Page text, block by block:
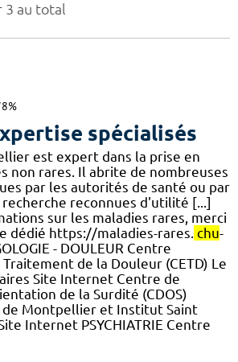
3 au total
spécialisés
est expert dans la prise en
non rares. Il abrite de nombreuses
par les autorités de santé ou par
reconnues d'utilité [...]
sur les maladies rares, merci
dédié https://maladies-rares. chu-
- DOULEUR Centre
de la Douleur (CETD) Le
Site Internet Centre de
de la Surdité (CDOS)
de Montpellier et Institut Saint
Internet PSYCHIATRIE Centre